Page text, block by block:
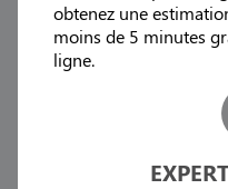
obtenez une
moins de 5 minutes
ligne.